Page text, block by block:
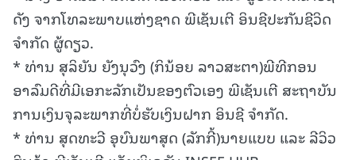
ດັງ ຈາກໂທລະພາບແຫ່ງຊາດ ພີເຊັນເຕີ ອິນຊີປະກັນຊີວິດ
ຈຳກັດ ຜູ້ດຽວ.
* ທ່ານ ສຸລິຍັນ ຍັງນຸວົງ (ກິນ້ອຍ ລາວສະຕາ)ພີທີກອນ
ອາລົມດີທີ່ມີເອກະລັກເປັນຂອງຕົວເອງ ພີເຊັນເຕີ ສະຖາບັນ
ການເງິນຈຸລະພາກທີ່ບໍ່ຮັບເງິນຝາກ ອິນຊີ ຈຳກັດ.
* ທ່ານ ສຸດທະວີ ອຸບົນພາສຸດ (ລັກກີ້)ນາຍແບບ ແລະ ລີວິວ